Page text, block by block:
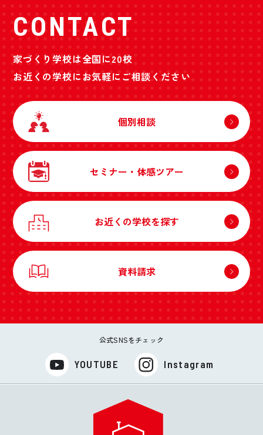
CONTACT
家づくり学校は全国に20校
お近くの学校にお気軽にご相談ください
個別相談
セミナー・体感ツアー
お近くの学校を探す
資料請求
公式SNSをチェック
YOUTUBE Instagram